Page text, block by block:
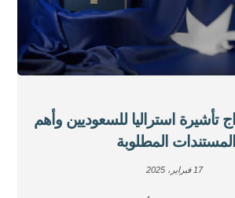
استراليا للسعوديين وأهم
المستندات المطلوبة
17 فبراير، 2025